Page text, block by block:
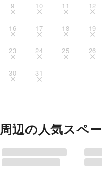
9 10 11 12
16 17 18 19
23 24 25 26
30 31
周辺の人気スペ